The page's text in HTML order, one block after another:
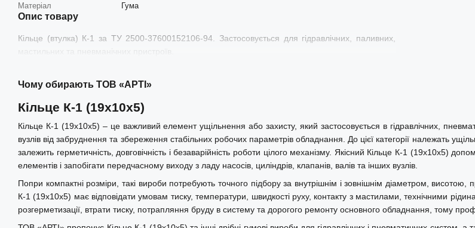
Матеріал
Гума
Опис товару
Кільце (втулка) К-1 за ТУ 2500-37600152106-94. Застосовується для гідравлічних, паливних,
мастильних та пневманічних пристроїв.
Чому обирають ТОВ «АРТІ»
Кільце К-1 (19х10х5)
Кільце К-1 (19х10х5) – це важливий елемент ущільнення або захисту, який застосовується в гідравлічних,
вузлів від забруднення та збереження стабільних робочих параметрів обладнання. До цієї категорії належать
залежить герметичність, довговічність і безаварійність роботи цілого механізму. Якісний Кільце К-1 (19х10х5)
елементів і запобігати передчасному виходу з ладу насосів, циліндрів, клапанів, валів та інших вузлів.
Попри компактні розміри, такі вироби потребують точного підбору за внутрішнім і зовнішнім діаметром,
К-1 (19х10х5) має відповідати умовам тиску, температури, швидкості руху, контакту з мастилами, технічними
розгерметизації, втрати тиску, потрапляння бруду в систему та дорогого ремонту основного обладнання, тому